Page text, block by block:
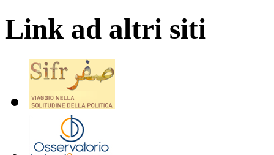
Link ad altri siti